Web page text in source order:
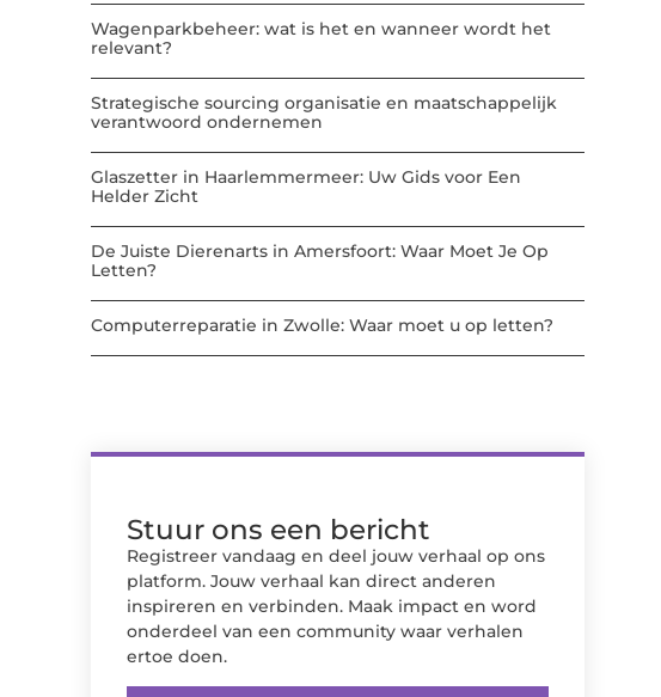
Wagenparkbeheer: wat is het en wanneer wordt het
relevant?
Strategische sourcing organisatie en maatschappelijk
verantwoord ondernemen
Glaszetter in Haarlemmermeer: Uw Gids voor Een
Helder Zicht
De Juiste Dierenarts in Amersfoort: Waar Moet Je Op
Letten?
Computerreparatie in Zwolle: Waar moet u op letten?
Stuur ons een bericht
Registreer vandaag en deel jouw verhaal op ons
platform. Jouw verhaal kan direct anderen
inspireren en verbinden. Maak impact en word
onderdeel van een community waar verhalen
ertoe doen.